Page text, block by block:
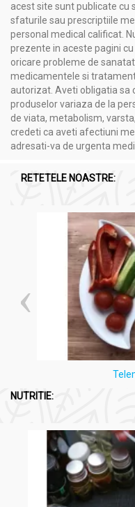
acest site sunt publicate cu
sfaturile sau prescriptiile
personal medical calificat.
prezente in aceste pagini
oricare probleme de
medicamentele si
autorizat. Aveti obligatia sa
produselor variaza de la
de viata, metabolism,
credeti ca aveti afectiuni
adresati-va de urgenta
RETETELE NOASTRE:
NUTRITIE: